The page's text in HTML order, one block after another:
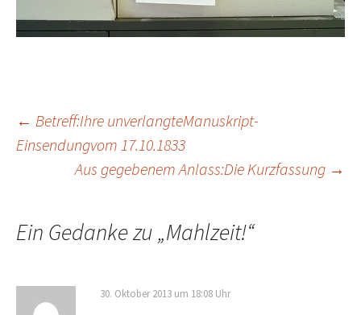
Beitrags-
Navigation
← Betreff:Ihre unverlangteManuskript-
Einsendungvom 17.10.1833
Aus gegebenem Anlass:Die Kurzfassung →
Ein Gedanke zu „Mahlzeit!“
30. Oktober 2013 um 18:08 Uhr